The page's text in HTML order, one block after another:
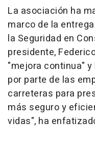
La asociación ha
marco de la
la Seguridad en
presidente,
"mejora continua"
por parte de las
carreteras para
más seguro y
vidas", ha